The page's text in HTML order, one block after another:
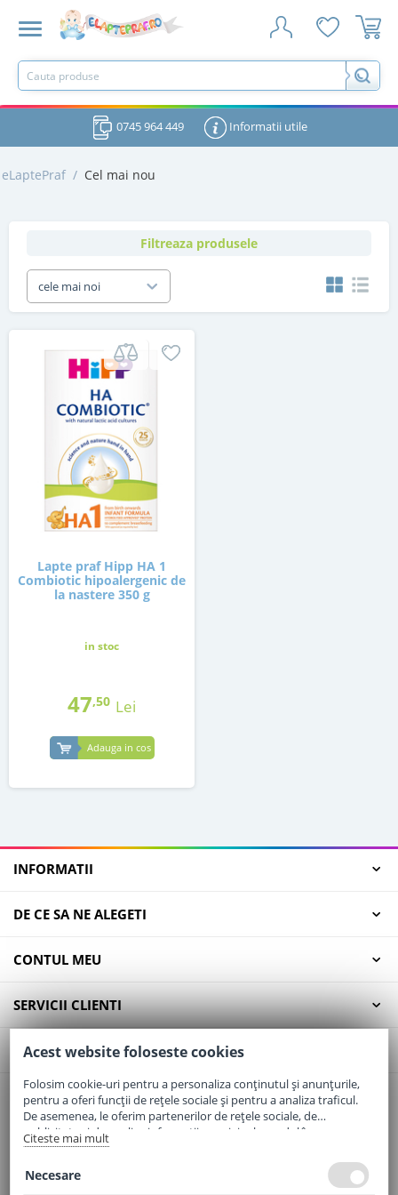
0745 964 449 Informatii utile
eLaptePraf / Cel mai nou
Filtreaza produsele
cele mai noi
Lapte praf Hipp HA 1
Combiotic hipoalergenic de
la nastere 350 g
in stoc
47,50 Lei
Adauga in cos
INFORMATII
DE CE SA NE ALEGETI
CONTUL MEU
SERVICII CLIENTI
CONTACT
Email:office@elaptepraf.ro
Telefon:0745-964-449
Adresa:Sos. Borsului, Nr. 20, Oradea, Jud. Bihor
Acest website foloseste cookies
Folosim cookie-uri pentru a personaliza conținutul și anunțurile,
pentru a oferi funcții de rețele sociale și pentru a analiza traficul.
De asemenea, le oferim partenerilor de rețele sociale, de
publicitate și de analize informații cu privire la modul în care
folosiți site-ul nostru. Aceștia le pot combina cu alte informații
Citeste mai mult
Necesare